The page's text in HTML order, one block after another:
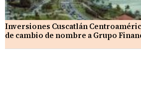
Inversiones Cuscatlán
de cambio de nombre a Grupo